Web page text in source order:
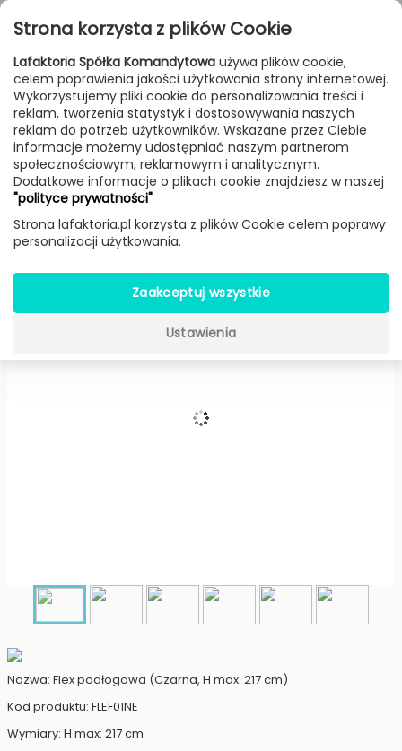
Przejdź do treści
FILTROWANIE & SORTOWANIE
Lampy Producenci Antonangeli Produkt
Flex podłogowa (Czarna, H
max: 217 cm) -Antonangeli
Nazwa: Flex podłogowa (Czarna, H max: 217 cm)
Kod produktu: FLEF01NE
Wymiary: H max: 217 cm
Strona korzysta z plików Cookie
Lafaktoria Spółka Komandytowa używa plików cookie,
celem poprawienia jakości użytkowania strony internetowej.
Wykorzystujemy pliki cookie do personalizowania treści i
reklam, tworzenia statystyk i dostosowywania naszych
reklam do potrzeb użytkowników. Wskazane przez Ciebie
informacje możemy udostępniać naszym partnerom
społecznościowym, reklamowym i analitycznym.
Dodatkowe informacje o plikach cookie znajdziesz w naszej
"polityce prywatności"
Strona lafaktoria.pl korzysta z plików Cookie celem poprawy
personalizacji użytkowania.
Zaakceptuj wszystkie
Ustawienia